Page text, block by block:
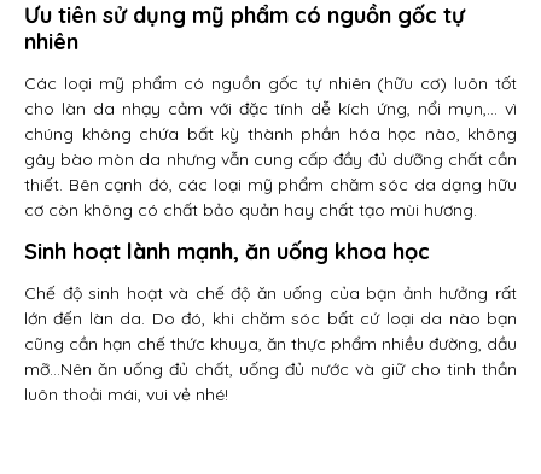
Ưu tiên sử dụng mỹ phẩm có nguồn gốc tự
nhiên
Các loại mỹ phẩm có nguồn gốc tự nhiên (hữu cơ) luôn tốt
cho làn da nhạy cảm với đặc tính dễ kích ứng, nổi mụn,… vì
chúng không chứa bất kỳ thành phần hóa học nào, không
gây bào mòn da nhưng vẫn cung cấp đầy đủ dưỡng chất cần
thiết. Bên cạnh đó, các loại mỹ phẩm chăm sóc da dạng hữu
cơ còn không có chất bảo quản hay chất tạo mùi hương.
Sinh hoạt lành mạnh, ăn uống khoa học
Chế độ sinh hoạt và chế độ ăn uống của bạn ảnh hưởng rất
lớn đến làn da. Do đó, khi chăm sóc bất cứ loại da nào bạn
cũng cần hạn chế thức khuya, ăn thực phẩm nhiều đường, dầu
mỡ…Nên ăn uống đủ chất, uống đủ nước và giữ cho tinh thần
luôn thoải mái, vui vẻ nhé!